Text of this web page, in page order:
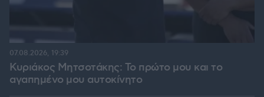
Κυριάκος Μητσοτάκης: Το πρώτο μου και το
αγαπημένο μου αυτοκίνητο
07.08.2026, 19:39